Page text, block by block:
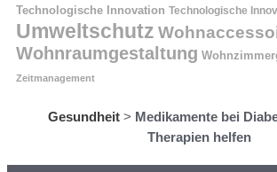
Technologische Innovation Technologische
Umweltschutz
Wohnraumgestaltung
Zeitmanagement
Gesundheit> Medikamente bei
Therapien helfen